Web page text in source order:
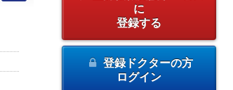
に
登録する
登録ドクターの方
ログイン